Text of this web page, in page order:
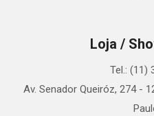
Loja /
Tel.: (11)
Av. Senador Queiróz, 274 -